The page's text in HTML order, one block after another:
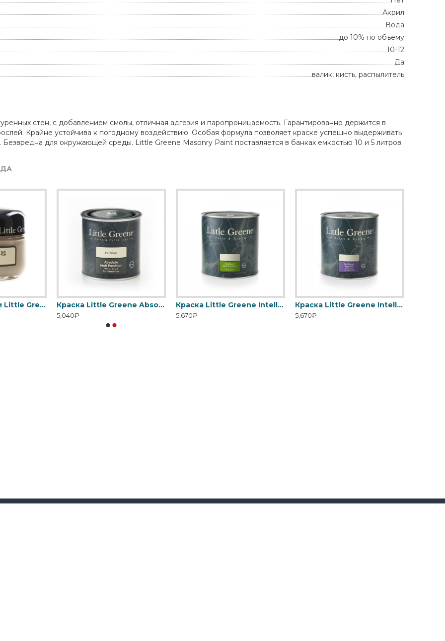
Акрил
Вода
до 10% по объему
10-12
Да
валик, кисть, распылитель
стен, с добавлением смолы, отличная адгезия и паропроницаемость. Гарантированно держится в
Крайне устойчива к погодному воздействию. Особая формула позволяет краске успешно выдерживать
для окружающей среды. Little Greene Masonry Paint поставляется в банках емкостью 10 и 5 литров.
Пробник краски Little Greene Absolute Matt Emulsion 60 мл Краска Little Greene Absolute Matt Emulsion
5,040₽
Краска Little Greene Intelligent Matt Emulsion
5,670₽
Краска Little Greene Intelligent Eggshell
5,670₽